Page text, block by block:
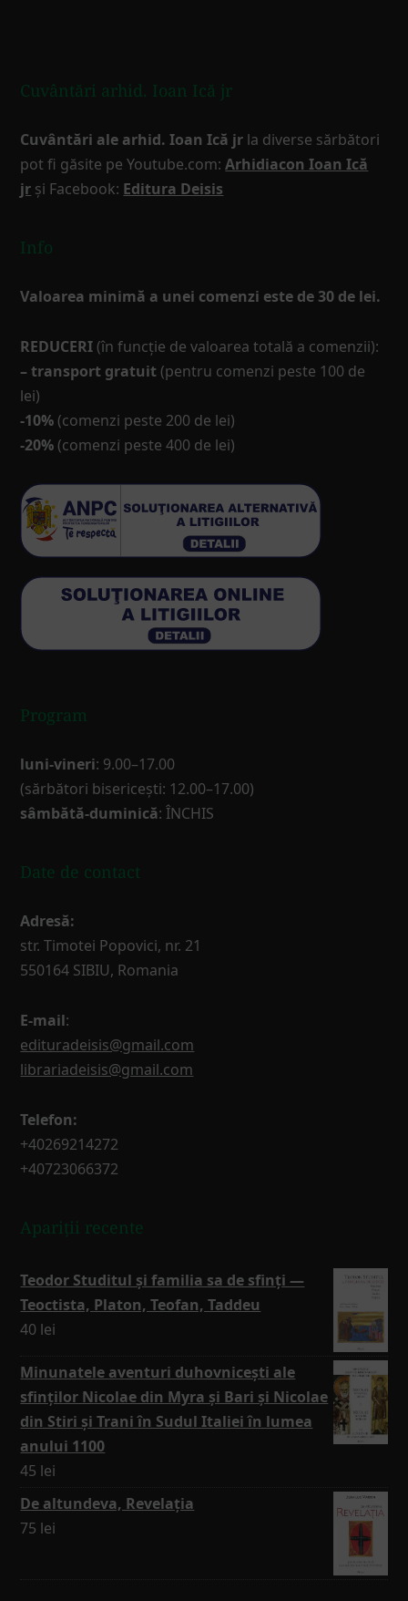
Cuvântări arhid. Ioan Ică jr
Cuvântări ale arhid. Ioan Ică jr la diverse sărbători
pot fi găsite pe Youtube.com:Arhidiacon Ioan Ică
jr și Facebook: Editura Deisis
Info
Valoarea minimă a unei comenzi este de 30 de lei.
REDUCERI (în funcţie de valoarea totală a comenzii):
– transport gratuit (pentru comenzi peste 100 de
lei)
-10% (comenzi peste 200 de lei)
-20% (comenzi peste 400 de lei)
Program
luni-vineri: 9.00–17.00
(sărbători bisericești: 12.00–17.00)
sâmbătă-duminică: ÎNCHIS
Date de contact
Adresă:
str. Timotei Popovici, nr. 21
550164 SIBIU, Romania
E-mail:
edituradeisis@gmail.com
librariadeisis@gmail.com
Telefon:
+40269214272
+40723066372
Apariții recente
Teodor Studitul și familia sa de sfinți —
Teoctista, Platon, Teofan, Taddeu
40 lei
Minunatele aventuri duhovnicești ale
sfinților Nicolae din Myra și Bari și Nicolae
din Stiri și Trani în Sudul Italiei în lumea
anului 1100
45 lei
De altundeva, Revelația
75 lei